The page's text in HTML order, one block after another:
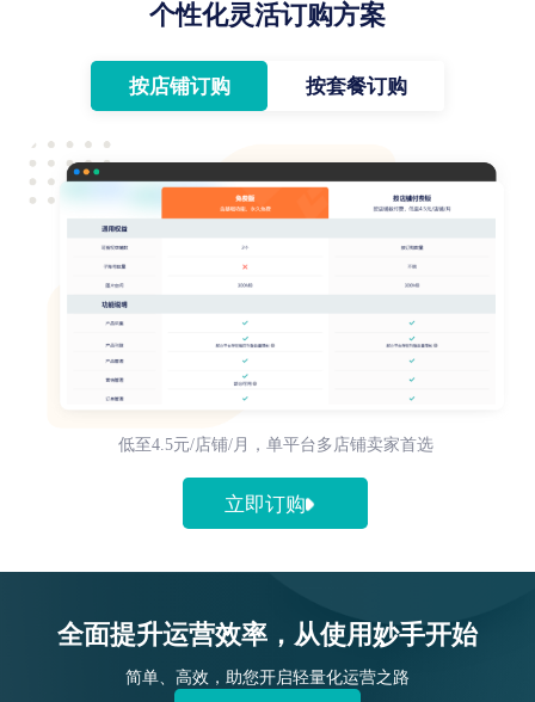
个性化灵活订购方案
按店铺订购 按套餐订购
低至4.5元/店铺/月，单平台多店铺卖家首选
立即订购
全面提升运营效率，从使用妙手开始
简单、高效，助您开启轻量化运营之路